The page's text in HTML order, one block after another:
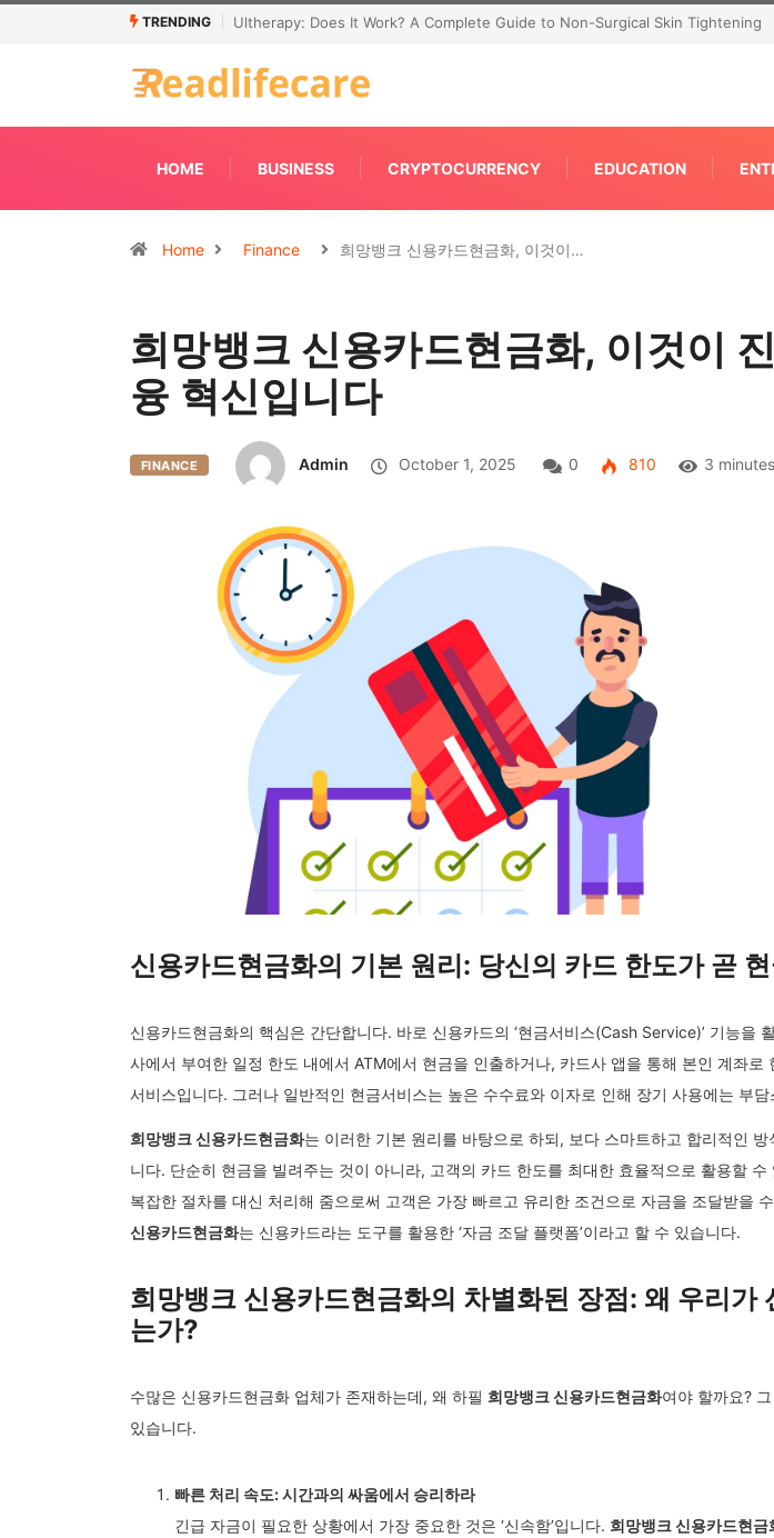
TRENDING Connecting Primavera P6 With Your ERP for Faster IPC Generation
HOME BUSINESS CRYPTOCURRENCY EDUCATION
Home Finance 희망뱅크 신용카드현금화, 이것이…
희망뱅크 신용카드현금화, 이것이
융 혁신입니다
FINANCE Admin October 1, 2025 0 810 3
신용카드현금화의 기본 원리: 당신의 카드 한도가 곧
신용카드현금화의 핵심은 간단합니다. 바로 신용카드의 ‘현금서비스(Cash Service)’ 기능을
사에서 부여한 일정 한도 내에서 ATM에서 현금을 인출하거나, 카드사 앱을 통해 본인 계좌로
서비스입니다. 그러나 일반적인 현금서비스는 높은 수수료와 이자로 인해 장기 사용에는 부
희망뱅크 신용카드현금화는 이러한 기본 원리를 바탕으로 하되, 보다 스마트하고 합리적인
니다. 단순히 현금을 빌려주는 것이 아니라, 고객의 카드 한도를 최대한 효율적으로 활용할 수
복잡한 절차를 대신 처리해 줌으로써 고객은 가장 빠르고 유리한 조건으로 자금을 조달받을
신용카드현금화는 신용카드라는 도구를 활용한 ‘자금 조달 플랫폼’이라고 할 수 있습니다.
희망뱅크 신용카드현금화의 차별화된 장점: 왜 우리가
는가?
수많은 신용카드현금화 업체가 존재하는데, 왜 하필 희망뱅크 신용카드현금화여야 할까요?
있습니다.
빠른 처리 속도: 시간과의 싸움에서 승리하라
긴급 자금이 필요한 상황에서 가장 중요한 것은 ‘신속함’입니다. 희망뱅크 신용카드현금